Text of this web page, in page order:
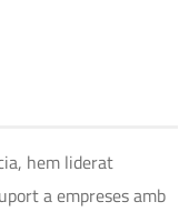
hem liderat
a empreses amb